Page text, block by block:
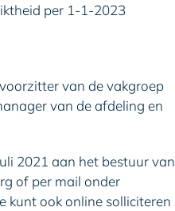
per 1-1-2023
van de vakgroep
van de afdeling en
2021 aan het bestuur van
of per mail onder
kunt ook online solliciteren